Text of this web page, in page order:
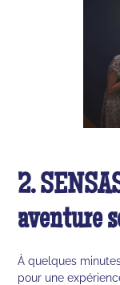
2.
aventure
À quelques
pour une